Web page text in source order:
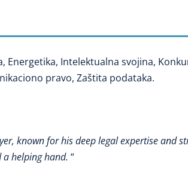
Energetika, Intelektualna svojina,
pravo, Zaštita podataka.
known for his deep legal expertise and
a helping hand. “